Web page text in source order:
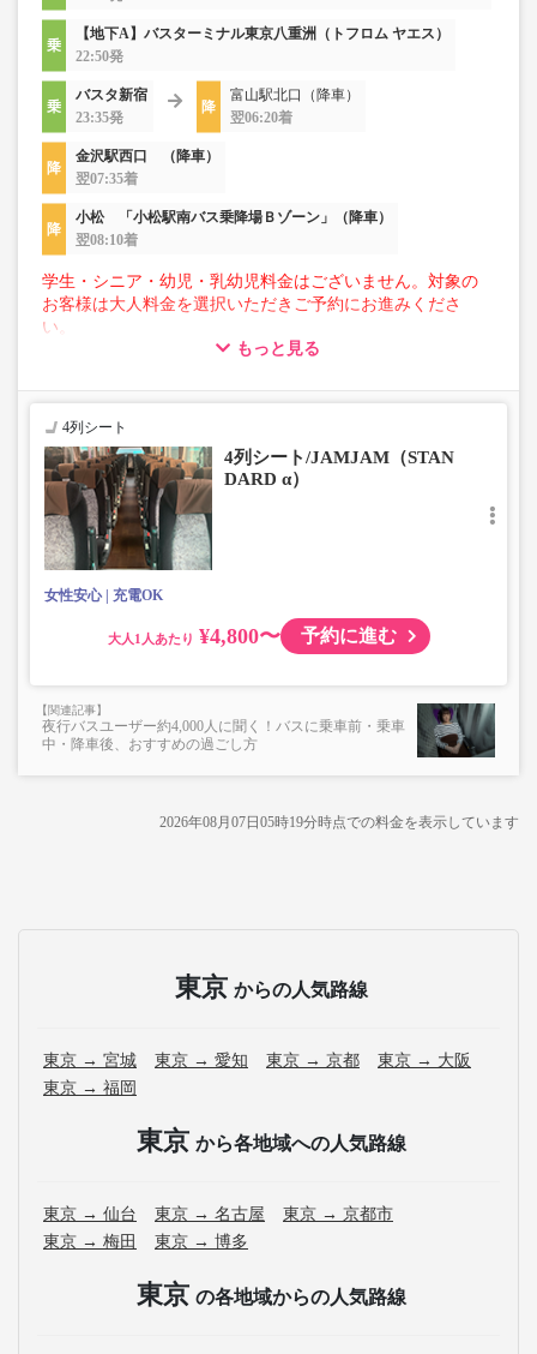
【地下A】バスターミナル東京八重洲（トフロム ヤエス）
22:50発
バスタ新宿
23:35発
富山駅北口（降車）
翌06:20着
金沢駅西口 （降車）
翌07:35着
小松 「小松駅南バス乗降場Ｂゾーン」（降車）
翌08:10着
学生・シニア・幼児・乳幼児料金はございません。対象の
お客様は大人料金を選択いただきご予約にお進みくださ
い。
■トランクにてお預かりできる荷物
・3辺合計160cm以内、かつ10kg以下のものをおひとり様1
■お預かりできない荷物（貴重品以外は車内持ち込みも不
可）
楽器・自転車（折りたたみ含む）・ボード等の大きな荷
物、壊れ物、危険物、貴重品、ペット、
上記「トランクにてお預かりできる荷物」の条件を満たさ
もっと見る
4列シート
4列シート/JAMJAM（STAN
DARD α）
女性安心 充電OK
大人 ¥4,800〜 予約に進む
夜行バスユーザー約4,000人に聞く！バスに乗車前・乗車
中・降車後、おすすめの過ごし方
2026年08月07日05時19分時点での料金を表示しています
東京 からの人気路線
東京 → 宮城 東京 → 愛知 東京 → 京都
東京 → 大阪
東京 → 福岡
東京 から各地域への人気路線
東京 → 仙台 東京 → 名古屋
東京 → 京都市
東京 → 梅田
東京 → 博多
東京 の各地域からの人気路線